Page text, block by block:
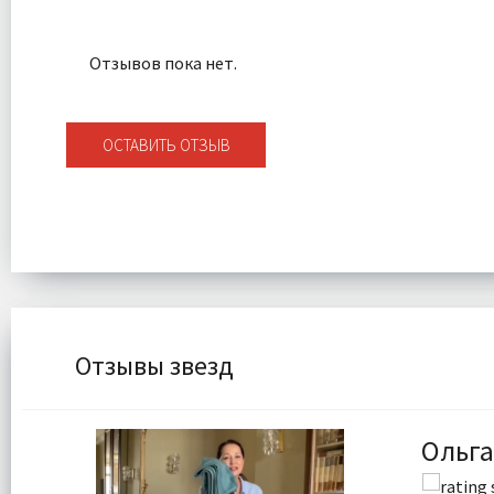
Отзывов пока нет.
ОСТАВИТЬ ОТЗЫВ
Отзывы звезд